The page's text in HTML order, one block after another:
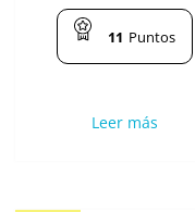
11 Puntos
Leer más